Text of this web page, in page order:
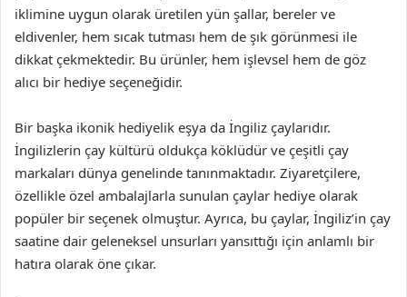
iklimine uygun olarak üretilen yün şallar, bereler ve
eldivenler, hem sıcak tutması hem de şık görünmesi ile
dikkat çekmektedir. Bu ürünler, hem işlevsel hem de göz
alıcı bir hediye seçeneğidir.
Bir başka ikonik hediyelik eşya da İngiliz çaylarıdır.
İngilizlerin çay kültürü oldukça köklüdür ve çeşitli çay
markaları dünya genelinde tanınmaktadır. Ziyaretçilere,
özellikle özel ambalajlarla sunulan çaylar hediye olarak
popüler bir seçenek olmuştur. Ayrıca, bu çaylar, İngiliz’in çay
saatine dair geleneksel unsurları yansıttığı için anlamlı bir
hatıra olarak öne çıkar.